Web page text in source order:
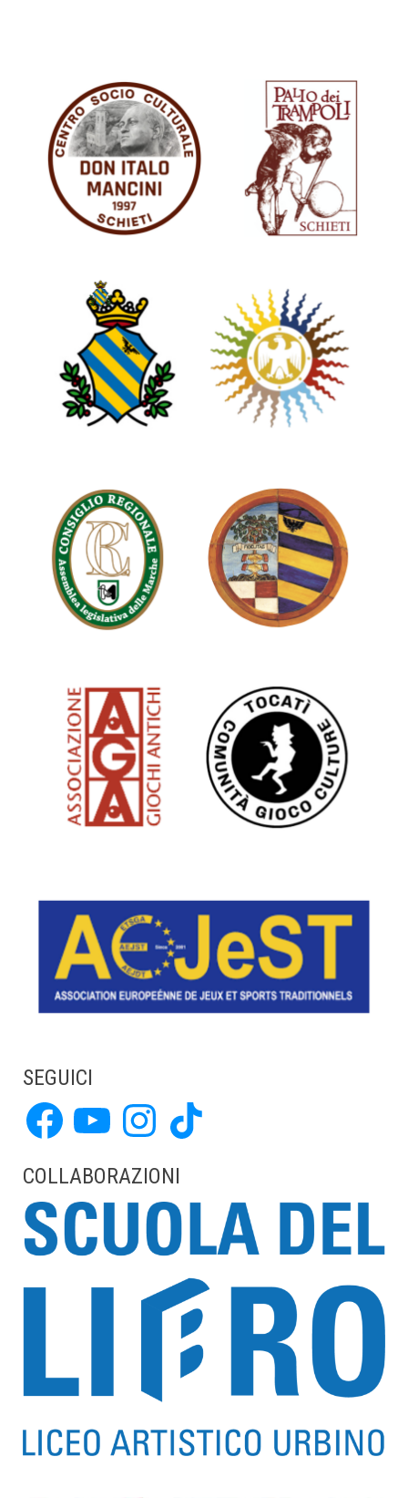
SEGUICI
FacebookYouTube Instagram TikTok
COLLABORAZIONI